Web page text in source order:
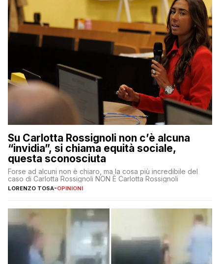
Su Carlotta Rossignoli non c’è alcuna
“invidia”, si chiama equità sociale,
questa sconosciuta
Forse ad alcuni non è chiaro, ma la cosa più incredibile del
caso di Carlotta Rossignoli NON È Carlotta Rossignoli
LORENZO TOSA-OPINIONI